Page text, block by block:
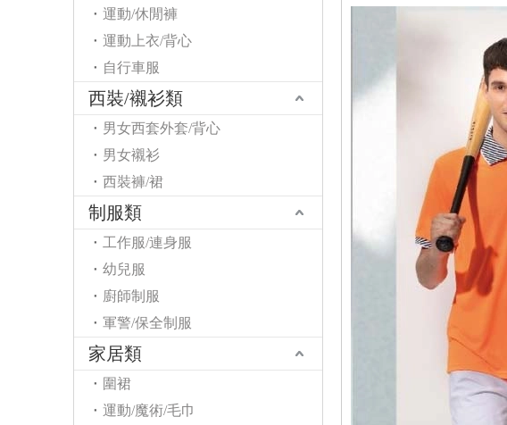
運動/休閒褲
運動上衣/背心
自行車服
西裝/襯衫類
男女西套外套/背心
男女襯衫
西裝褲/裙
制服類
工作服/連身服
幼兒服
廚師制服
軍警/保全制服
家居類
圍裙
運動/魔術/毛巾